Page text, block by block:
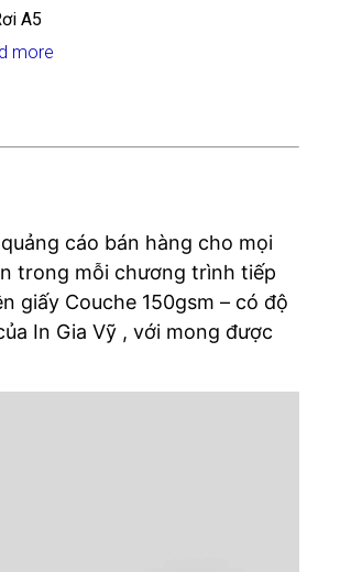
A5
more
cáo bán hàng cho mọi
trong mỗi chương trình tiếp
giấy Couche 150gsm – có độ
In Gia Vỹ , với mong được